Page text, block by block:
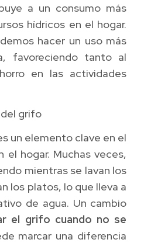
a un consumo más
hídricos en el hogar.
hacer un uso más
favoreciendo tanto al
en las actividades
grifo
un elemento clave en el
el hogar. Muchas veces,
mientras se lavan los
los platos, lo que lleva a
de agua. Un cambio
el grifo cuando no se
marcar una diferencia